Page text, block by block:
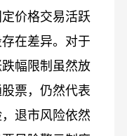
价格交易活跃
在差异。对于
幅限制虽然放
票，仍然代表
退市风险依然